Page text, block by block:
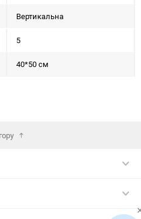
Вертикальна
5
40*50 см